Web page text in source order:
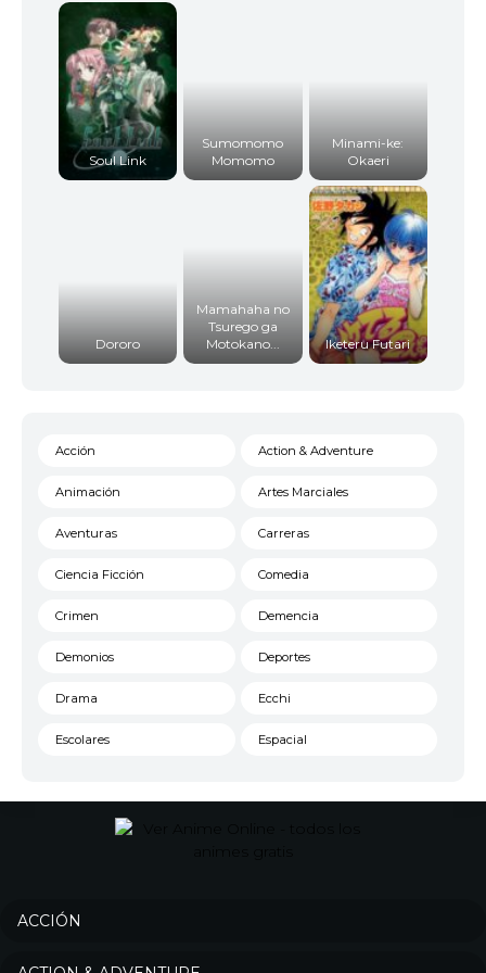
Soul Link
Sumomomo
Momomo
Minami-ke:
Okaeri
Dororo
Mamahaha no
Tsurego ga
Motokano...
Iketeru Futari
Acción Action & Adventure
Animación Artes Marciales
Aventuras Carreras
Ciencia Ficción Comedia
Crimen Demencia
Demonios Deportes
Drama Ecchi
Escolares Espacial
ACCIÓN